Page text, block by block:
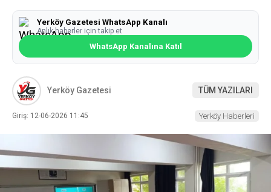
Yerköy Gazetesi WhatsApp Kanalı
Anlık haberler için takip et
WhatsApp Kanalına Katıl
Yerköy Gazetesi TÜM YAZILARI
Giriş: 12-06-2026 11:45 Yerköy Haberleri